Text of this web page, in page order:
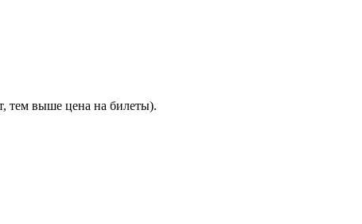
тем выше цена на билеты).